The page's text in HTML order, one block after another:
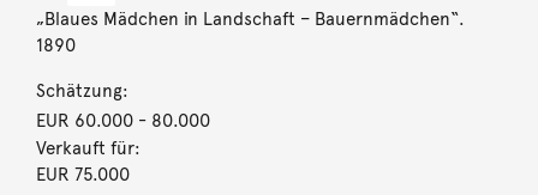
„Blaues Mädchen in Landschaft – Bauernmädchen“.
1890
Schätzung:
EUR 60.000- 80.000
Verkauft für:
EUR 75.000